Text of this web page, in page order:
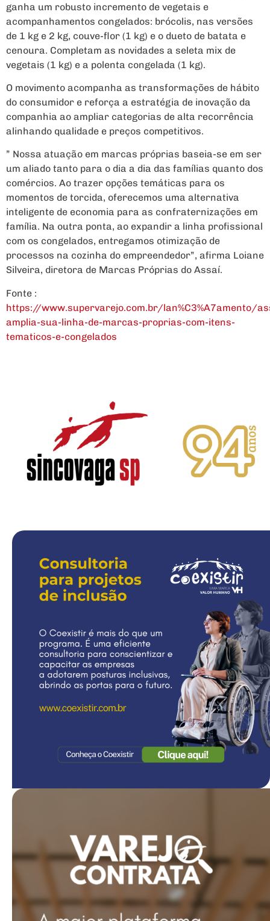
ganha um robusto incremento de vegetais e
acompanhamentos congelados: brócolis, nas versões
de 1 kg e 2 kg, couve-flor (1 kg) e o dueto de batata e
cenoura. Completam as novidades a seleta mix de
vegetais (1 kg) e a polenta congelada (1 kg).
O movimento acompanha as transformações de hábito
do consumidor e reforça a estratégia de inovação da
companhia ao ampliar categorias de alta recorrência
alinhando qualidade e preços competitivos.
” Nossa atuação em marcas próprias baseia-se em ser
um aliado tanto para o dia a dia das famílias quanto dos
comércios. Ao trazer opções temáticas para os
momentos de torcida, oferecemos uma alternativa
inteligente de economia para as confraternizações em
família. Na outra ponta, ao expandir a linha profissional
com os congelados, entregamos otimização de
processos na cozinha do empreendedor”, afirma Loiane
Silveira, diretora de Marcas Próprias do Assaí.
Fonte :
https://www.supervarejo.com.br/lan%C3%A7amento/
amplia-sua-linha-de-marcas-proprias-com-itens-
tematicos-e-congelados